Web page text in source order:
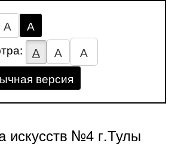
А
А
А А
А
версия
искусств №4 г.Тулы